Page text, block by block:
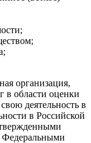
организация,
в области оценки
деятельность в
в Российской
Федеральными